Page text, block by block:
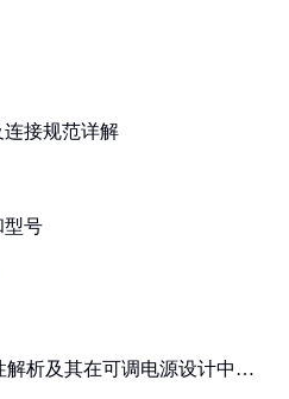
接规范详解
型号
解析及其在可调电源设计中的